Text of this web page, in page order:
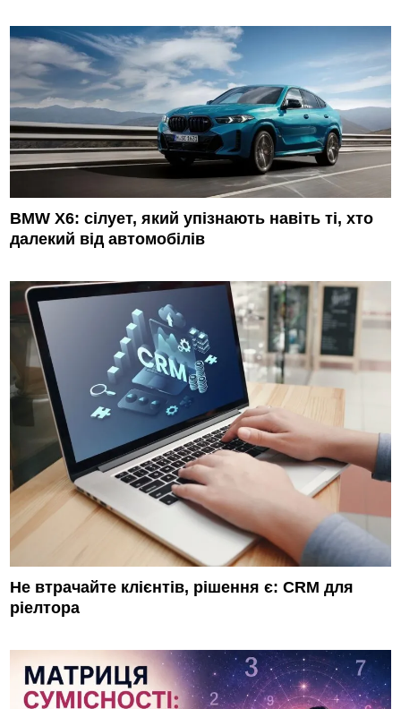
BMW X6: сілует, який упізнають навіть ті, хто
далекий від автомобілів
Не втрачайте клієнтів, рішення є: CRM для
ріелтора